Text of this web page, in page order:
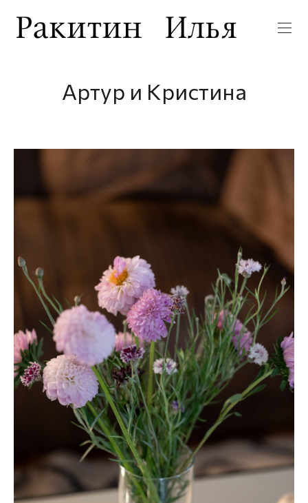
Артур и Кристина